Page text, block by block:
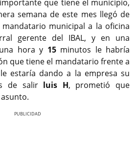
que tiene el municipio,
semana de este mes llegó de
municipal a la oficina
gerente del IBAL, y en una
hora y 15minutos le habría
que tiene el mandatario frente a
estaría dando a la empresa su
de salir luis H, prometió que